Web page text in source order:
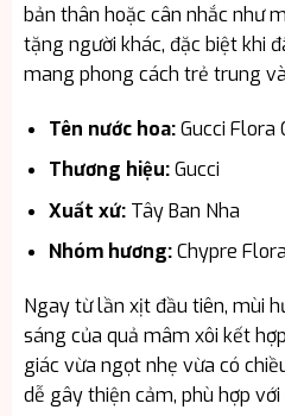
bản thân hoặc cân nhắc như
tặng người khác, đặc biệt khi
mang phong cách trẻ trung
Tên nước hoa:Gucci Flora
Thương hiệu:Gucci
Xuất xứ:Tây Ban Nha
Nhóm hương:Chypre
Ngay từ lần xịt đầu tiên, mùi
sáng của quả mâm xôi kết
giác vừa ngọt nhẹ vừa có
dễ gây thiện cảm, phù hợp